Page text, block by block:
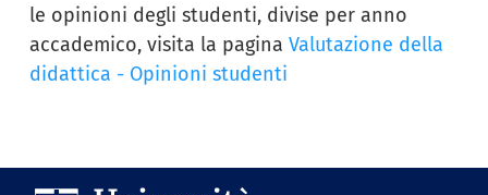
le opinioni degli studenti, divise per anno
accademico, visita la pagina Valutazione della
didattica - Opinioni studenti